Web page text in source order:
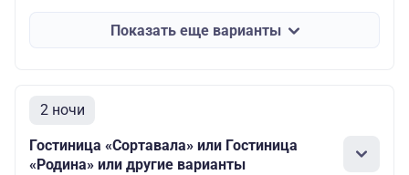
Показать еще варианты
2 ночи
Гостиница «Сортавала» или Гостиница
«Родина» или другие варианты